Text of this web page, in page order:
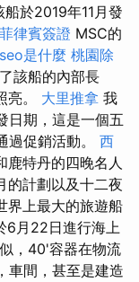
於2019年11月發
菲律賓簽證 MSC的
seo是什麼 桃園除
該船的內部長
亮。 大里推拿 我
日期，這是一個五
過促銷活動。 西
鹿特丹的四晚名人
的計劃以及十二夜
界上最大的旅遊船
6月22日進行海上
，40'容器在物流
車間，甚至是建造